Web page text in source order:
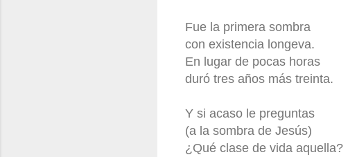
Fue la primera sombra
con existencia longeva.
En lugar de pocas horas
duró tres años más treinta.
Y si acaso le preguntas
(a la sombra de Jesús)
¿Qué clase de vida aquella?